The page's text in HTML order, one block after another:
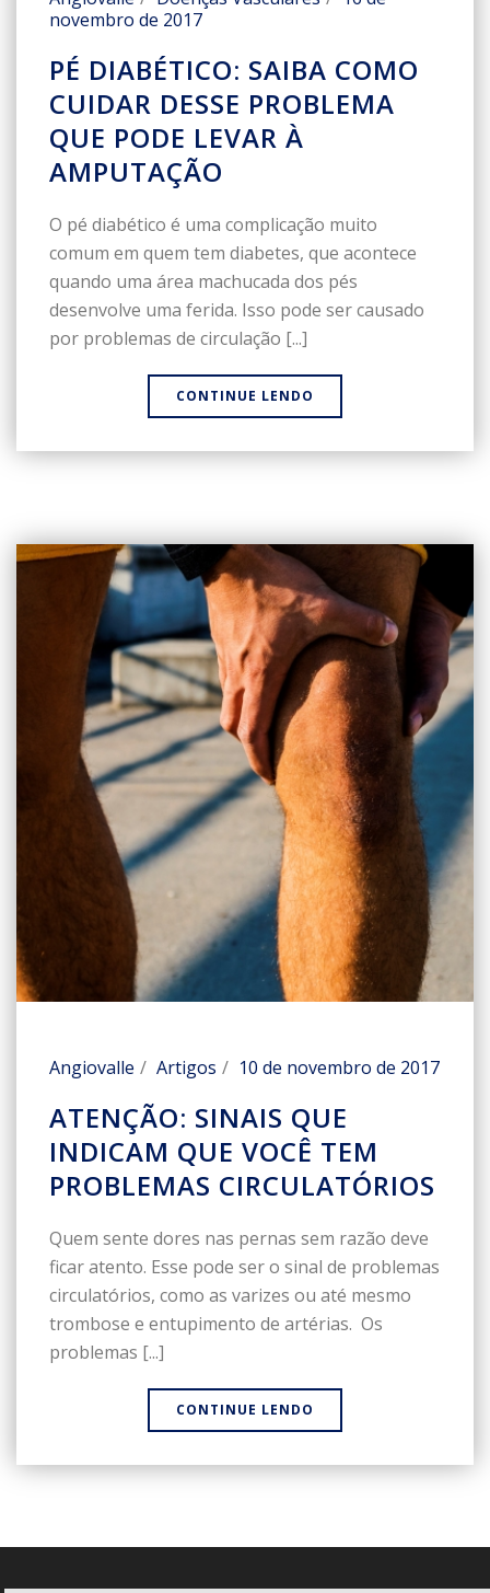
novembro de 2017
PÉ DIABÉTICO: SAIBA COMO
CUIDAR DESSE PROBLEMA
QUE PODE LEVAR À
AMPUTAÇÃO
O pé diabético é uma complicação muito
comum em quem tem diabetes, que acontece
quando uma área machucada dos pés
desenvolve uma ferida. Isso pode ser causado
por problemas de circulação [...]
CONTINUE LENDO
Angiovalle Artigos 10 de novembro de 2017
ATENÇÃO: SINAIS QUE
INDICAM QUE VOCÊ TEM
PROBLEMAS CIRCULATÓRIOS
Quem sente dores nas pernas sem razão deve
ficar atento. Esse pode ser o sinal de problemas
circulatórios, como as varizes ou até mesmo
trombose e entupimento de artérias. Os
problemas [...]
CONTINUE LENDO